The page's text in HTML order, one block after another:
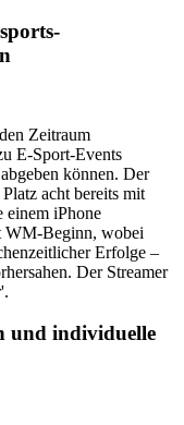
Zeitraum
E-Sport-Events
können. Der
acht bereits mit
einem iPhone
WM-Beginn, wobei
Erfolge –
Der Streamer
und individuelle